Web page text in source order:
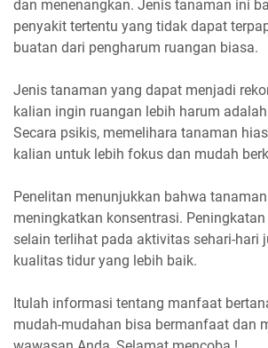
dan menenangkan. Jenis tanaman ini
penyakit tertentu yang tidak dapat
buatan dari pengharum ruangan biasa.
Jenis tanaman yang dapat menjadi
kalian ingin ruangan lebih harum
Secara psikis, memelihara tanaman
kalian untuk lebih fokus dan mudah
Penelitan menunjukkan bahwa
meningkatkan konsentrasi.
selain terlihat pada aktivitas sehari-hari
kualitas tidur yang lebih baik.
Itulah informasi tentang manfaat
mudah-mudahan bisa bermanfaat dan